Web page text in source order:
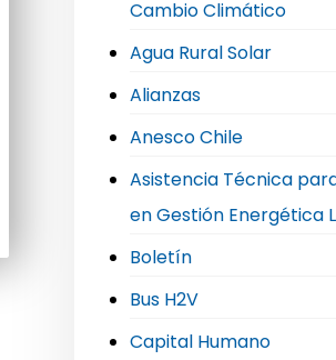
Cambio Climático
Agua Rural Solar
Alianzas
Anesco Chile
Asistencia Técnica
en Gestión Energética
Boletín
Bus H2V
Capital Humano